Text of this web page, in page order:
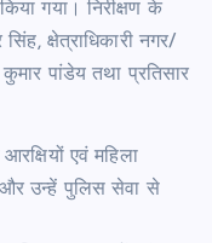
गया। निरीक्षण के
क्षेत्राधिकारी नगर/
पांडेय तथा प्रतिसार
एवं महिला
और उन्हें पुलिस सेवा से